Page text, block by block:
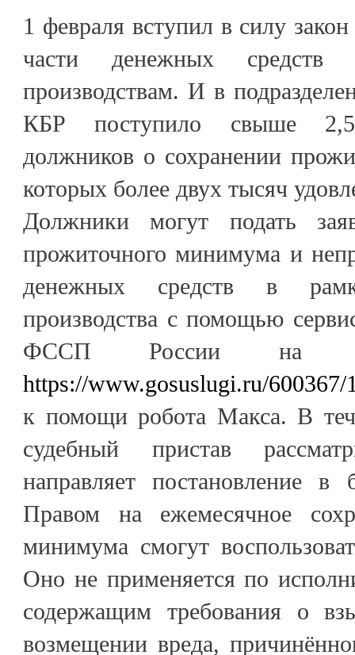
1 февраля вступил в силу
части денежных средств
производствам. И в
КБР поступило свыше 2,5
должников о сохранении
которых более двух тысяч
Должники могут подать
прожиточного минимума и
денежных средств в
производства с помощью
ФССП России на
https://www.gosuslugi.ru/600367/
к помощи робота Макса. В
судебный пристав
направляет постановление в
Правом на ежемесячное
минимума смогут
Оно не применяется по
содержащим требования о
возмещении вреда,